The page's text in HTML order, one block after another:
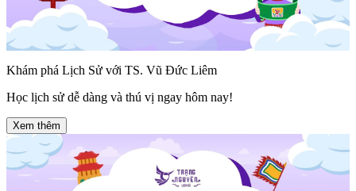
Khám phá Lịch Sử với TS. Vũ Đức Liêm
Học lịch sử dễ dàng và thú vị ngay hôm nay!
Xem thêm